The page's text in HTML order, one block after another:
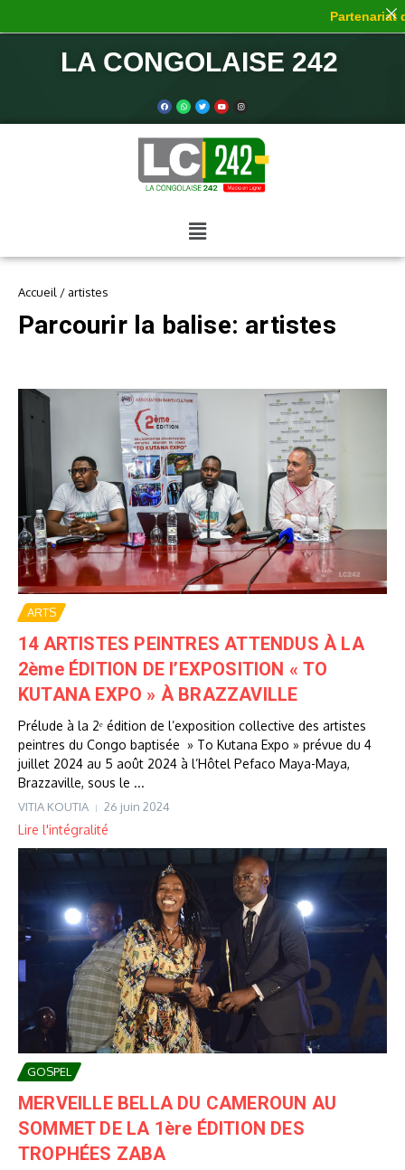
LA CONGOLAISE 242
Accueil / artistes
Parcourir la balise: artistes
ARTS
14 ARTISTES PEINTRES ATTENDUS À LA
2ème ÉDITION DE l’EXPOSITION « TO
KUTANA EXPO » À BRAZZAVILLE
Prélude à la 2ᵉ édition de l’exposition collective des artistes
peintres du Congo baptisée » To Kutana Expo » prévue du 4
juillet 2024 au 5 août 2024 à l’Hôtel Pefaco Maya-Maya,
Brazzaville, sous le ...
VITIA KOUTIA 26 juin 2024
Lire l'intégralité
GOSPEL
MERVEILLE BELLA DU CAMEROUN AU
SOMMET DE LA 1ère ÉDITION DES
TROPHÉES ZABA
Partenariat de